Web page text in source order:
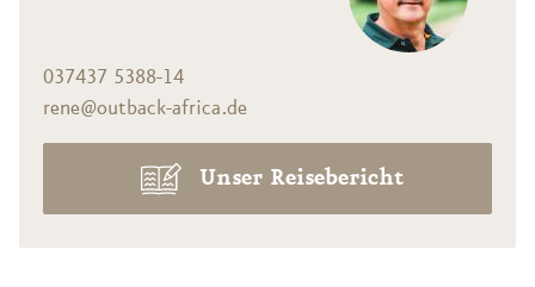
037437 5388-14
rene@outback-africa.de
Unser Reisebericht